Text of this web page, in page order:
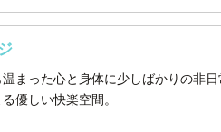
まった心と身体に少しばかりの非日
優しい快楽空間。